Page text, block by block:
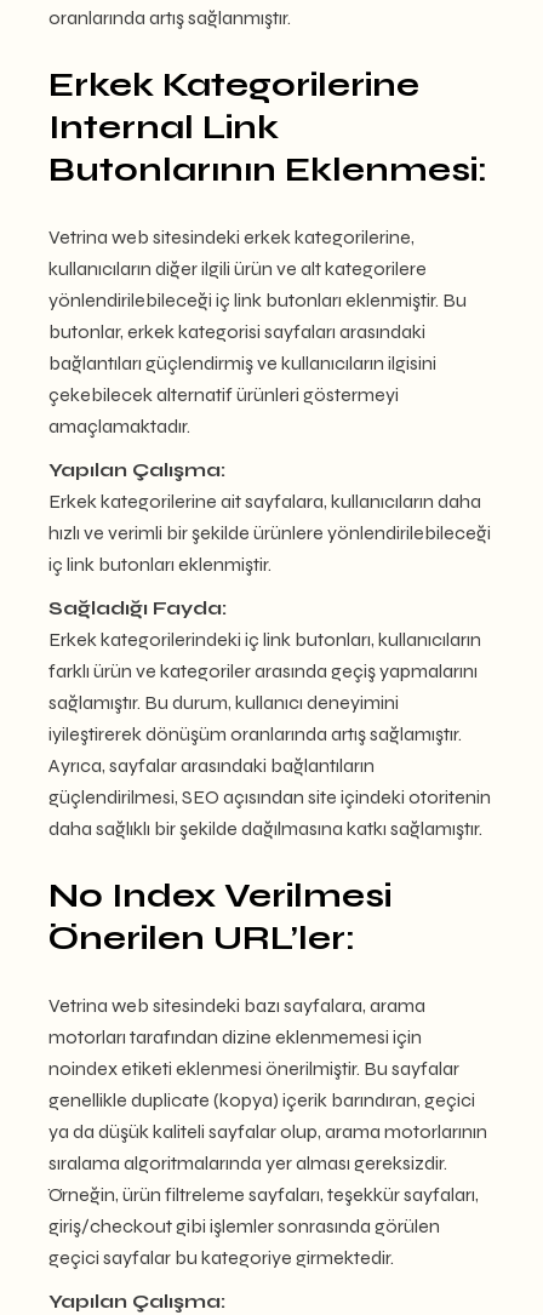
oranlarında artış sağlanmıştır.
Erkek Kategorilerine
Internal Link
Butonlarının Eklenmesi:
Vetrina web sitesindeki erkek kategorilerine,
kullanıcıların diğer ilgili ürün ve alt kategorilere
yönlendirilebileceği iç link butonları eklenmiştir. Bu
butonlar, erkek kategorisi sayfaları arasındaki
bağlantıları güçlendirmiş ve kullanıcıların ilgisini
çekebilecek alternatif ürünleri göstermeyi
amaçlamaktadır.
Yapılan Çalışma:
Erkek kategorilerine ait sayfalara, kullanıcıların daha
hızlı ve verimli bir şekilde ürünlere yönlendirilebileceği
iç link butonları eklenmiştir.
Sağladığı Fayda:
Erkek kategorilerindeki iç link butonları, kullanıcıların
farklı ürün ve kategoriler arasında geçiş yapmalarını
sağlamıştır. Bu durum, kullanıcı deneyimini
iyileştirerek dönüşüm oranlarında artış sağlamıştır.
Ayrıca, sayfalar arasındaki bağlantıların
güçlendirilmesi, SEO açısından site içindeki otoritenin
daha sağlıklı bir şekilde dağılmasına katkı sağlamıştır.
No Index Verilmesi
Önerilen URL’ler:
Vetrina web sitesindeki bazı sayfalara, arama
motorları tarafından dizine eklenmemesi için
noindex etiketi eklenmesi önerilmiştir. Bu sayfalar
genellikle duplicate (kopya) içerik barındıran, geçici
ya da düşük kaliteli sayfalar olup, arama motorlarının
sıralama algoritmalarında yer alması gereksizdir.
Örneğin, ürün filtreleme sayfaları, teşekkür sayfaları,
giriş/checkout gibi işlemler sonrasında görülen
geçici sayfalar bu kategoriye girmektedir.
Yapılan Çalışma: